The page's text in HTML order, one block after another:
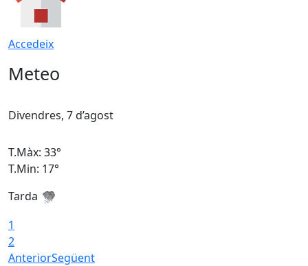
Accedeix
Meteo
Divendres, 7 d’agost
T.Màx: 33°
T.Min: 17°
Tarda
1
2
AnteriorSegüent